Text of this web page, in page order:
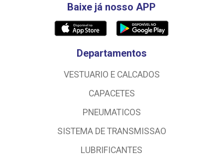
Baixe já nosso APP
Departamentos
VESTUARIO E CALCADOS
CAPACETES
PNEUMATICOS
SISTEMA DE TRANSMISSAO
LUBRIFICANTES